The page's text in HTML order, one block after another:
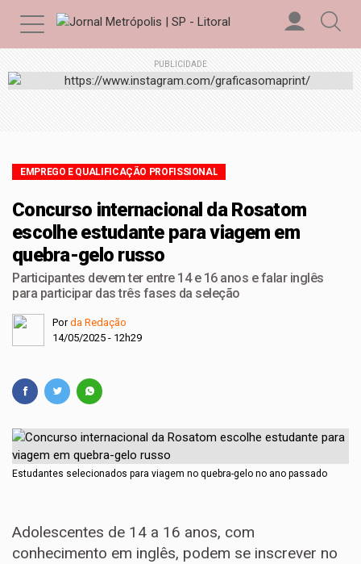
PUBLICIDADE
EMPREGO E QUALIFICAÇÃO PROFISSIONAL
Concurso internacional da Rosatom
escolhe estudante para viagem em
quebra-gelo russo
Participantes devem ter entre 14 e 16 anos e falar inglês
para participar das três fases da seleção
Porda Redação
14/05/2025 - 12h29
Estudantes selecionados para viagem no quebra-gelo no ano passado
Adolescentes de 14 a 16 anos, com
conhecimento em inglês, podem se inscrever no